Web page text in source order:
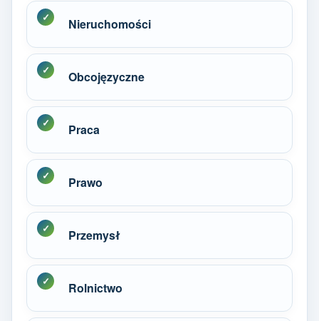
Nieruchomości
Obcojęzyczne
Praca
Prawo
Przemysł
Rolnictwo